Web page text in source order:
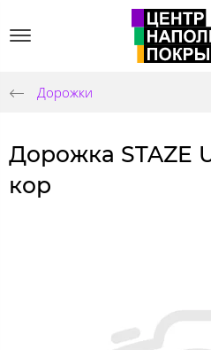
Дорожки
Дорожка STAZE
кор